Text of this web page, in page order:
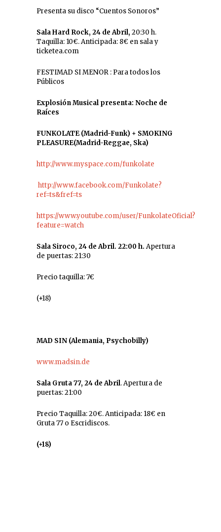
Presenta su disco “Cuentos Sonoros”
Sala Hard Rock, 24 de Abril, 20:30 h.
Taquilla: 10€. Anticipada: 8€ en sala y
ticketea.com
FESTIMAD SI MENOR : Para todos los
Públicos
Explosión Musical presenta: Noche de
Raíces
FUNKOLATE (Madrid-Funk) + SMOKING
PLEASURE(Madrid-Reggae, Ska)
http://www.myspace.com/funkolate
http://www.facebook.com/Funkolate?
ref=ts&fref=ts
https://www.youtube.com/user/FunkolateOficial?
feature=watch
Sala Siroco, 24 de Abril. 22:00 h. Apertura
de puertas: 21:30
Precio taquilla: 7€
(+18)
MAD SIN (Alemania, Psychobilly)
www.madsin.de
Sala Gruta 77, 24 de Abril. Apertura de
puertas: 21:00
Precio Taquilla: 20€. Anticipada: 18€ en
Gruta 77 o Escridiscos.
(+18)